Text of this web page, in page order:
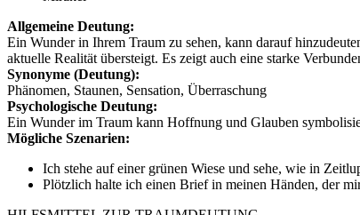
Allgemeine Deutung:
Ein Wunder in Ihrem Traum zu sehen, kann darauf
aktuelle Realität übersteigt. Es zeigt auch eine starke
Synonyme (Deutung):
Phänomen, Staunen, Sensation, Überraschung
Psychologische Deutung:
Ein Wunder im Traum kann Hoffnung und Glauben
Mögliche Szenarien:
Ich stehe auf einer grünen Wiese und sehe, wie in
Plötzlich halte ich einen Brief in meinen Händen, der